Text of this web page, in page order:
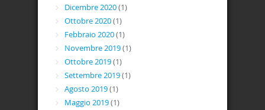
Dicembre 2020(1)
Ottobre 2020(1)
Febbraio 2020(1)
Novembre 2019(1)
Ottobre 2019(1)
Settembre 2019(1)
Agosto 2019(1)
Maggio 2019(1)